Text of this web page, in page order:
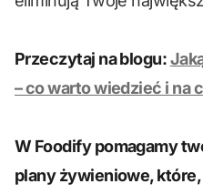
Przeczytaj na blogu:
– co warto wiedzieć i na
W Foodify pomagamy
plany żywieniowe,